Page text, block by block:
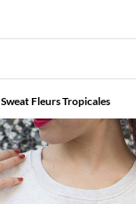
Sweat Fleurs Tropicales